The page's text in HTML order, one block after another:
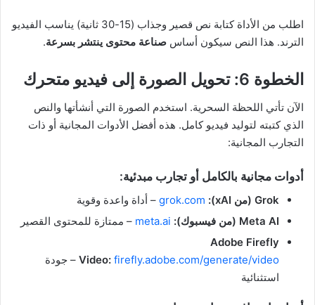
اطلب من الأداة كتابة نص قصير وجذاب (15-30 ثانية) يناسب الفيديو
الترند. هذا النص سيكون أساس صناعة محتوى ينتشر بسرعة.
الخطوة 6: تحويل الصورة إلى فيديو متحرك
الآن تأتي اللحظة السحرية. استخدم الصورة التي أنشأتها والنص
الذي كتبته لتوليد فيديو كامل. هذه أفضل الأدوات المجانية أو ذات
التجارب المجانية:
أدوات مجانية بالكامل أو تجارب مبدئية:
Grok (من xAI): grok.com – أداة واعدة وقوية
Meta AI (من فيسبوك):
meta.ai – ممتازة للمحتوى القصير
Adobe Firefly
Video: firefly.adobe.com/generate/video
– جودة
استثنائية